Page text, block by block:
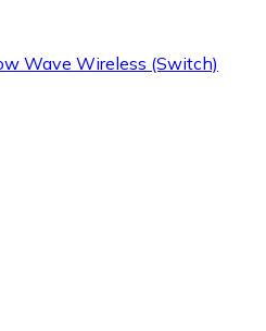
Wave Wireless (Switch)